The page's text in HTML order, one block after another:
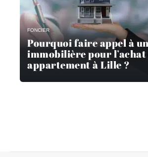
FONCIER
Pourquoi faire appel à
immobilière pour l’achat
appartement à Lille ?